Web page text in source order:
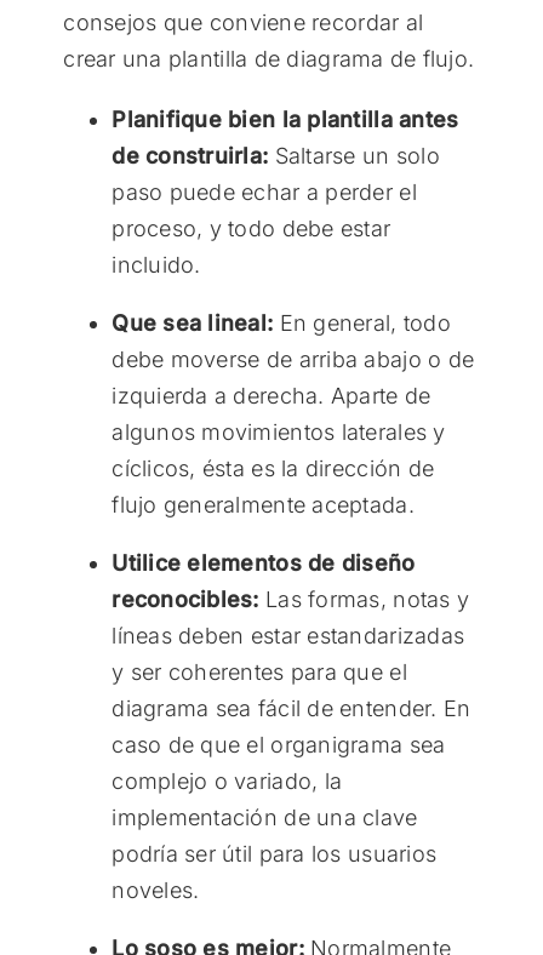
consejos que conviene recordar al
crear una plantilla de diagrama de flujo.
Planifique bien la plantilla antes
de construirla: Saltarse un solo
paso puede echar a perder el
proceso, y todo debe estar
incluido.
Que sea lineal: En general, todo
debe moverse de arriba abajo o de
izquierda a derecha. Aparte de
algunos movimientos laterales y
cíclicos, ésta es la dirección de
flujo generalmente aceptada.
Utilice elementos de diseño
reconocibles: Las formas, notas y
líneas deben estar estandarizadas
y ser coherentes para que el
diagrama sea fácil de entender. En
caso de que el organigrama sea
complejo o variado, la
implementación de una clave
podría ser útil para los usuarios
noveles.
Lo soso es mejor:Normalmente